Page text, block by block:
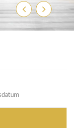
ZurückWeiter